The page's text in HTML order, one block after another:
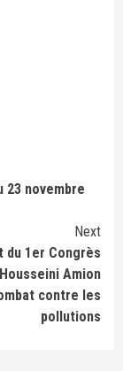
23 novembre
Next
du 1er Congrès
Amion
contre les
pollutions